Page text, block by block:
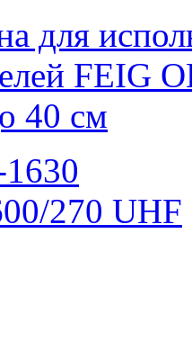
для
FEIG
40 см
270 UHF